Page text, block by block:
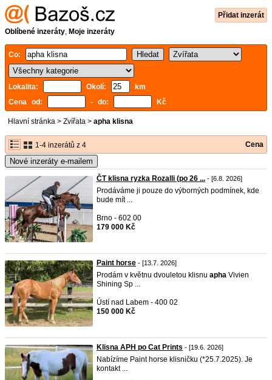
Přidat inzerát
Oblíbené inzeráty, Moje inzeráty
Co:
Lokalita: Okolí:
km
Cena od:
- do: Kč
Hlavní stránka > Zvířata > apha klisna
1-4 inzerátů z 4 Cena
Nové inzeráty e-mailem
ČT klisna ryzka Rozalli (po 26 ... - [6.8. 2026]
Prodáváme ji pouze do výborných podmínek, kde
bude mít ...
Brno - 602 00
179 000 Kč
Paint horse - [13.7. 2026]
Prodám v květnu dvouletou klisnu apha Vivien
Shining Sp ...
Ústí nad Labem - 400 02
150 000 Kč
Klisna APH po Cat Prints - [19.6. 2026]
Nabízíme Paint horse klisničku (*25.7.2025). Je
kontakt ...